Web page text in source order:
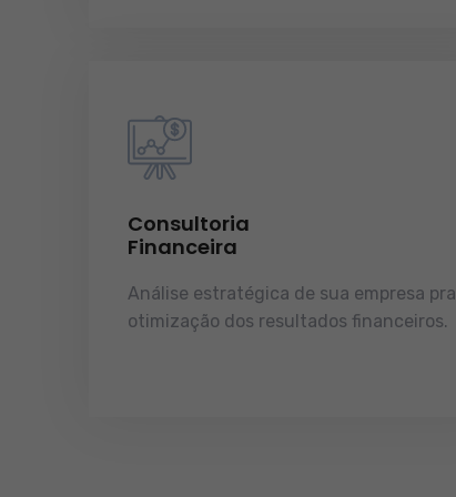
Consultoria
Financeira
Análise estratégica de sua empresa pra
otimização dos resultados financeiros.